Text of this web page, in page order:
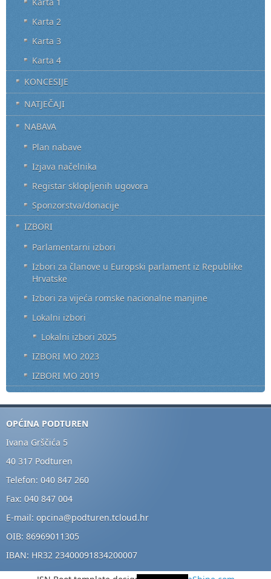
Karta 1
Karta 2
Karta 3
Karta 4
KONCESIJE
NATJEČAJI
NABAVA
Plan nabave
Izjava načelnika
Registar sklopljenih ugovora
Sponzorstva/donacije
IZBORI
Parlamentarni izbori
Izbori za članove u Europski parlament iz Republike
Hrvatske
Izbori za vijeća romske nacionalne manjine
Lokalni izbori
Lokalni izbori 2025
IZBORI MO 2023
IZBORI MO 2019
OPĆINA PODTUREN
Ivana Grščića 5
40 317 Podturen
Telefon: 040 847 260
Fax: 040 847 004
E-mail: opcina@podturen.tcloud.hr
OIB: 86969011305
IBAN: HR32 23400091834200007